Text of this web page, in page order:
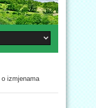
izmjenama